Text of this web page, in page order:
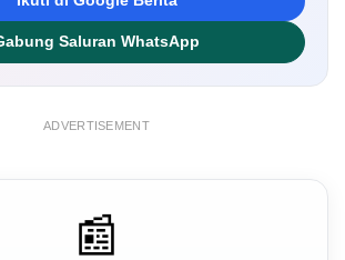
Saluran WhatsApp
ADVERTISEMENT
📰